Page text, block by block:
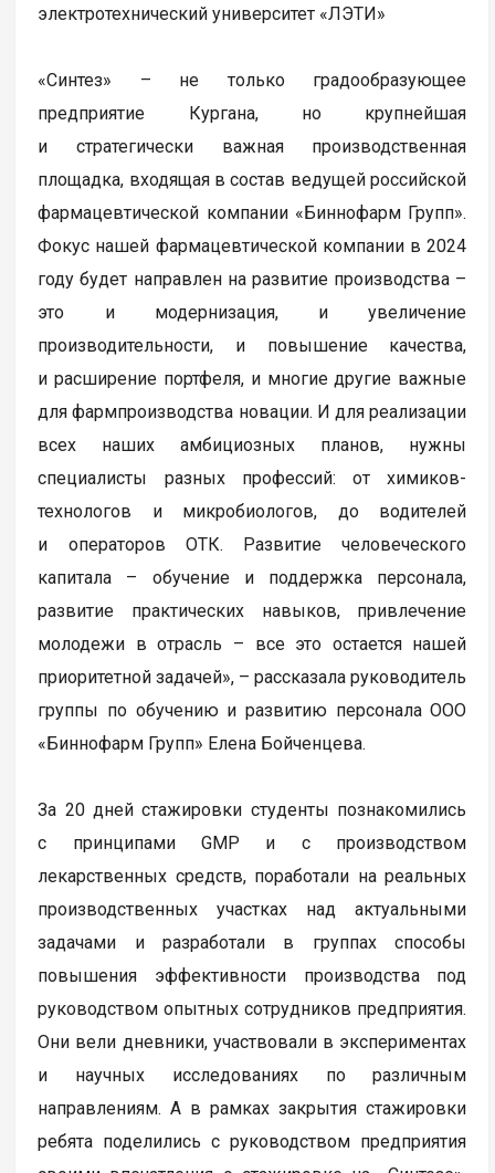
электротехнический университет «ЛЭТИ»
«Синтез» – не только градообразующее
предприятие Кургана, но крупнейшая
и стратегически важная производственная
площадка, входящая в состав ведущей российской
фармацевтической компании «Биннофарм Групп».
Фокус нашей фармацевтической компании в 2024
году будет направлен на развитие производства –
это и модернизация, и увеличение
производительности, и повышение качества,
и расширение портфеля, и многие другие важные
для фармпроизводства новации. И для реализации
всех наших амбициозных планов, нужны
специалисты разных профессий: от химиков-
технологов и микробиологов, до водителей
и операторов ОТК. Развитие человеческого
капитала – обучение и поддержка персонала,
развитие практических навыков, привлечение
молодежи в отрасль – все это остается нашей
приоритетной задачей», – рассказала руководитель
группы по обучению и развитию персонала ООО
«Биннофарм Групп» Елена Бойченцева.
За 20 дней стажировки студенты познакомились
с принципами GMP и с производством
лекарственных средств, поработали на реальных
производственных участках над актуальными
задачами и разработали в группах способы
повышения эффективности производства под
руководством опытных сотрудников предприятия.
Они вели дневники, участвовали в экспериментах
и научных исследованиях по различным
направлениям. А в рамках закрытия стажировки
ребята поделились с руководством предприятия